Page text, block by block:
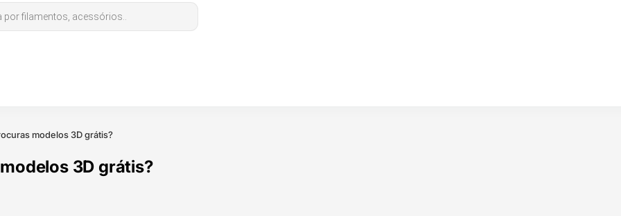
modelos 3D grátis?
3D grátis?